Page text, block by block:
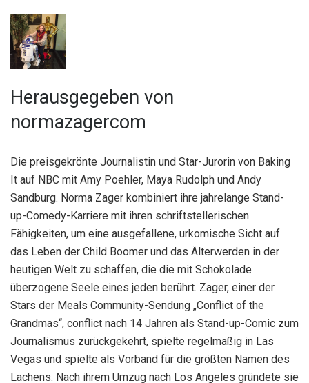
Herausgegeben von
normazagercom
Die preisgekrönte Journalistin und Star-Jurorin von Baking
It auf NBC mit Amy Poehler, Maya Rudolph und Andy
Sandburg. Norma Zager kombiniert ihre jahrelange Stand-
up-Comedy-Karriere mit ihren schriftstellerischen
Fähigkeiten, um eine ausgefallene, urkomische Sicht auf
das Leben der Child Boomer und das Älterwerden in der
heutigen Welt zu schaffen, die die mit Schokolade
überzogene Seele eines jeden berührt. Zager, einer der
Stars der Meals Community-Sendung „Conflict of the
Grandmas“, conflict nach 14 Jahren als Stand-up-Comic zum
Journalismus zurückgekehrt, spielte regelmäßig in Las
Vegas und spielte als Vorband für die größten Namen des
Lachens. Nach ihrem Umzug nach Los Angeles gründete sie